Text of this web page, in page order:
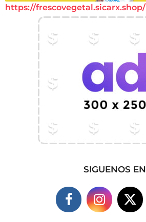
https://frescovegetal.sicarx.shop/
SIGUENOS EN